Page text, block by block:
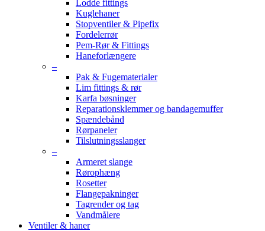
Lodde fittings
Kuglehaner
Stopventiler & Pipefix
Fordelerrør
Pem-Rør & Fittings
Haneforlængere
–
Pak & Fugematerialer
Lim fittings & rør
Karfa bøsninger
Reparationsklemmer og bandagemuffer
Spændebånd
Rørpaneler
Tilslutningsslanger
–
Armeret slange
Rørophæng
Rosetter
Flangepakninger
Tagrender og tag
Vandmålere
Ventiler & haner